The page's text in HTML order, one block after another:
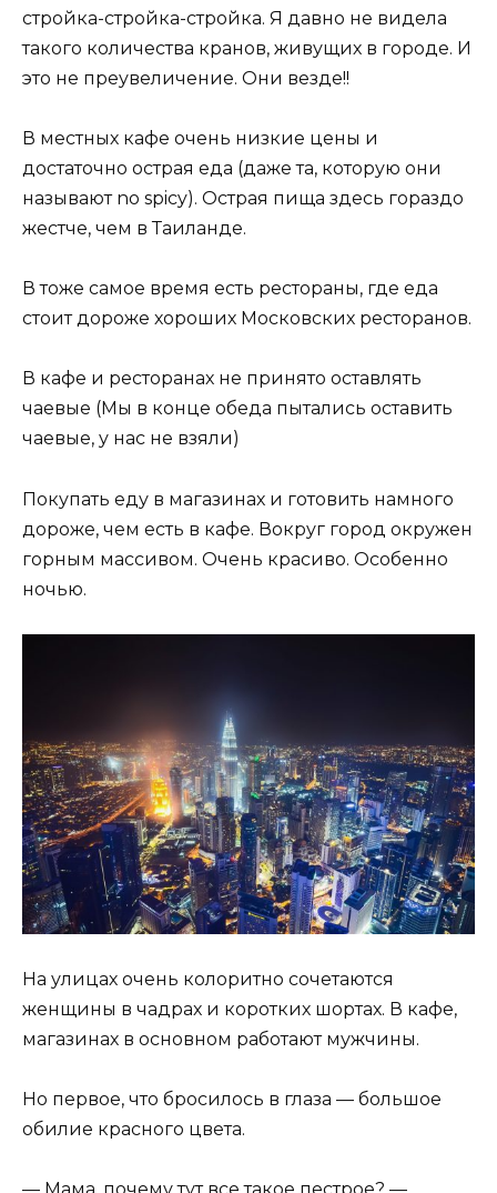
стройка-стройка-стройка. Я давно не видела
такого количества кранов, живущих в городе. И
это не преувеличение. Они везде!!
В местных кафе очень низкие цены и
достаточно острая еда (даже та, которую они
называют no spicy). Острая пища здесь гораздо
жестче, чем в Таиланде.
В тоже самое время есть рестораны, где еда
стоит дороже хороших Московских ресторанов.
В кафе и ресторанах не принято оставлять
чаевые (Мы в конце обеда пытались оставить
чаевые, у нас не взяли)
Покупать еду в магазинах и готовить намного
дороже, чем есть в кафе. Вокруг город окружен
горным массивом. Очень красиво. Особенно
ночью.
На улицах очень колоритно сочетаются
женщины в чадрах и коротких шортах. В кафе,
магазинах в основном работают мужчины.
Но первое, что бросилось в глаза — большое
обилие красного цвета.